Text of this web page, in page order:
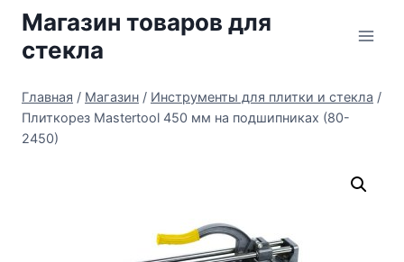
Перейти
содержимому
Магазин товаров для
стекла
Главная / Магазин / Инструменты для плитки и стекла /
Плиткорез Mastertool 450 мм на подшипниках (80-
2450)